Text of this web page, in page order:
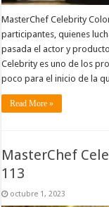
MasterChef Celebrity
participantes, quienes
pasada el actor y
Celebrity es uno de los
poco para el inicio de la
Read More »
MasterChef
113
octubre 1, 2023